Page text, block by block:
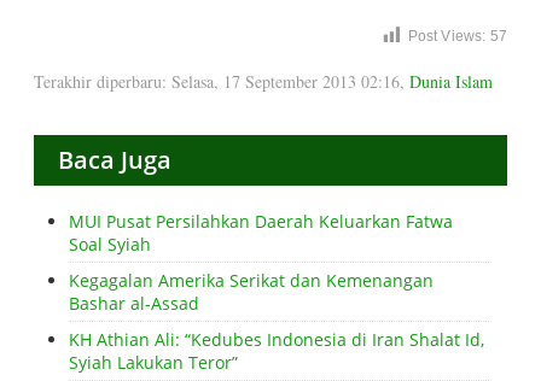
Post Views: 57
Terakhir diperbaru: Selasa, 17 September 2013 02:16, Dunia Islam
Baca Juga
MUI Pusat Persilahkan Daerah Keluarkan Fatwa
Soal Syiah
Kegagalan Amerika Serikat dan Kemenangan
Bashar al-Assad
KH Athian Ali: “Kedubes Indonesia di Iran Shalat Id,
Syiah Lakukan Teror”